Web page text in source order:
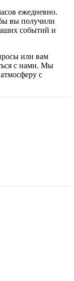
ежедневно.
вы получили
событий и
или вам
с нами. Мы
с